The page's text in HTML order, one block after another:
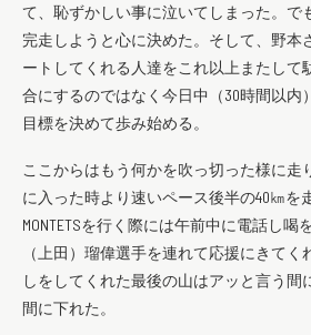
て、恥ずかしい事に泣いてしまった。で
完走しようと心に決めた。そして、野本
ートしてくれる人達をこれ以上またして
合にするのではなく今日中（30時間以内
目標を決めて歩み始める。
ここからはもう何かを吹っ切った様に走
に入った時より速いペース後半の40㎞を
MONTETSを行く際には午前中に電話し喝
（上田）瑠偉選手を連れて応援にきて
しをしてくれた最後の山はアッと言う間
間に下れた。